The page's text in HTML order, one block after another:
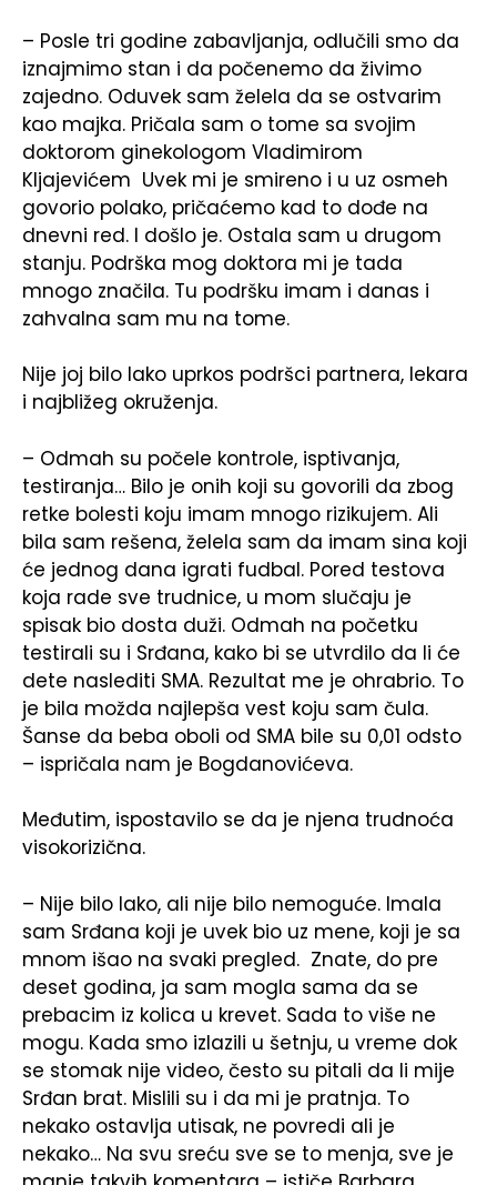
– Posle tri godine zabavljanja, odlučili smo da
iznajmimo stan i da počenemo da živimo
zajedno. Oduvek sam želela da se ostvarim
kao majka. Pričala sam o tome sa svojim
doktorom ginekologom Vladimirom
Kljajevićem Uvek mi je smireno i u uz osmeh
govorio polako, pričaćemo kad to dođe na
dnevni red. I došlo je. Ostala sam u drugom
stanju. Podrška mog doktora mi je tada
mnogo značila. Tu podršku imam i danas i
zahvalna sam mu na tome.
Nije joj bilo lako uprkos podršci partnera, lekara
i najbližeg okruženja.
– Odmah su počele kontrole, isptivanja,
testiranja… Bilo je onih koji su govorili da zbog
retke bolesti koju imam mnogo rizikujem. Ali
bila sam rešena, želela sam da imam sina koji
će jednog dana igrati fudbal. Pored testova
koja rade sve trudnice, u mom slučaju je
spisak bio dosta duži. Odmah na početku
testirali su i Srđana, kako bi se utvrdilo da li će
dete naslediti SMA. Rezultat me je ohrabrio. To
je bila možda najlepša vest koju sam čula.
Šanse da beba oboli od SMA bile su 0,01 odsto
– ispričala nam je Bogdanovićeva.
Međutim, ispostavilo se da je njena trudnoća
visokorizična.
– Nije bilo lako, ali nije bilo nemoguće. Imala
sam Srđana koji je uvek bio uz mene, koji je sa
mnom išao na svaki pregled. Znate, do pre
deset godina, ja sam mogla sama da se
prebacim iz kolica u krevet. Sada to više ne
mogu. Kada smo izlazili u šetnju, u vreme dok
se stomak nije video, često su pitali da li mije
Srđan brat. Mislili su i da mi je pratnja. To
nekako ostavlja utisak, ne povredi ali je
nekako… Na svu sreću sve se to menja, sve je